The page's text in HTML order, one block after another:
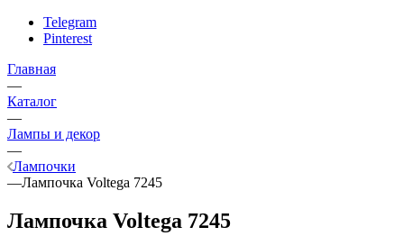
Telegram
Pinterest
Главная
—
Каталог
—
Лампы и декор
—
Лампочки
—Лампочка Voltega 7245
Лампочка Voltega 7245